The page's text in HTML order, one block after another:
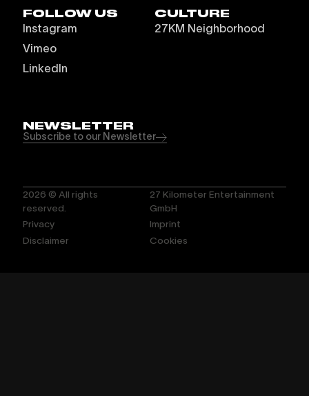
FOLLOW US
Instagram
Vimeo
LinkedIn
CULTURE
27KM Neighborhood
NEWSLETTER
Subscribe to our Newsletter
2026 © All rights
reserved.
Privacy
Imprint
Disclaimer
Cookies
27 Kilometer Entertainment
GmbH